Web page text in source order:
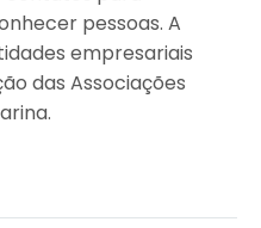
pessoas. A
empresariais
das Associações